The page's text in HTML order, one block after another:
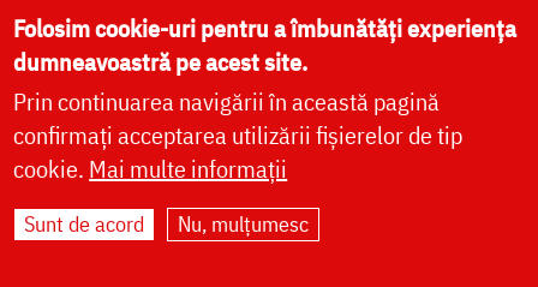
ȘTIRI
HRAMUL SFINTEI CUVIOASE PARASCHEVA
AUTORI
PĂRINȚI DUHOVNICEȘTI
MAICI CU VIAȚĂ DUHOVNICEASCĂ
Folosim cookie-uri pentru a îmbunătăți experiența
dumneavoastră pe acest site.
Prin continuarea navigării în această pagină
confirmați acceptarea utilizării fișierelor de tip
cookie. Mai multe informații
Sunt de acord Nu, mulțumesc